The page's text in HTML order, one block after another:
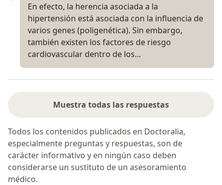
En efecto, la herencia asociada a la
hipertensión está asociada con la influencia de
varios genes (poligenética). Sin embargo,
también existen los factores de riesgo
cardiovascular dentro de los…
Muestra todas las respuestas
Todos los contenidos publicados en Doctoralia,
especialmente preguntas y respuestas, son de
carácter informativo y en ningún caso deben
considerarse un sustituto de un asesoramiento
médico.